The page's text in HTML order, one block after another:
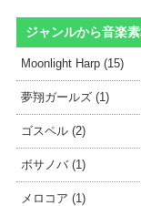
ジャンルから音楽
Moonlight Harp (15)
夢翔ガールズ (1)
ゴスペル (2)
ボサノバ (1)
メロコア (1)